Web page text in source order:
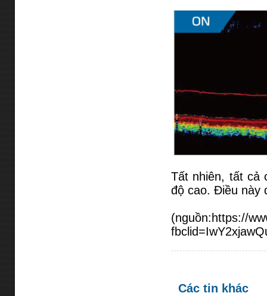
Tất nhiên, tất cả
độ cao. Điều này
(nguồn:https://
Các tin khác